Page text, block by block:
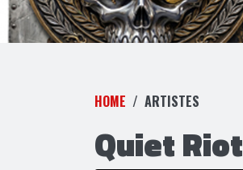
HOME ARTISTES
Quiet Riot